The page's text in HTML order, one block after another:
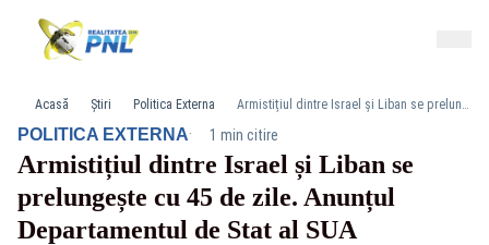
Acasă Știri Politica Externa Armistițiul dintre Israel și Liban se prelungește cu 45 de zile. Anunțul Departamentul de Stat al SUA
POLITICA EXTERNA· 1 min citire
Armistițiul dintre Israel și Liban se
prelungește cu 45 de zile. Anunțul
Departamentul de Stat al SUA